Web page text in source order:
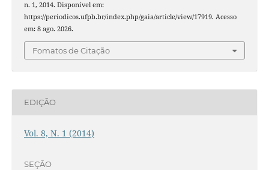
n. 1, 2014. Disponível em:
https://periodicos.ufpb.br/index.php/gaia/article/view/17919. Acesso
em: 8 ago. 2026.
Fomatos de Citação
EDIÇÃO
Vol. 8, N. 1 (2014)
SEÇÃO